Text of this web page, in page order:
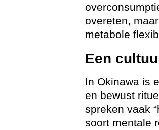
overeten,
metabole
Een
In Okinawa is
en bewust
spreken vaak
soort mentale